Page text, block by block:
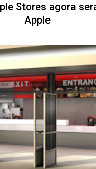
Stores agora
Apple